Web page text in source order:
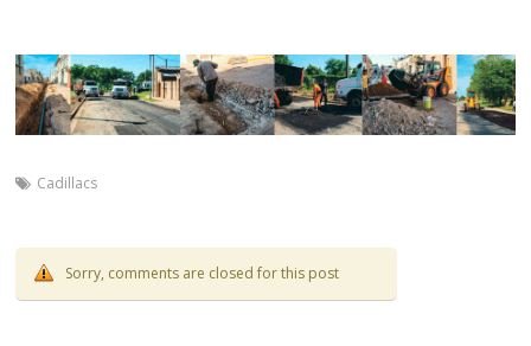
Cadillacs
Sorry, comments are closed for this post